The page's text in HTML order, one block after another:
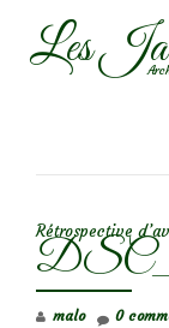
AllerLes
Rétrospective
malo 0